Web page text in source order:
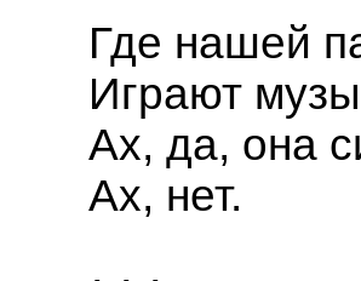
Где нашей
Играют
Ах, да, она
Ах, нет.